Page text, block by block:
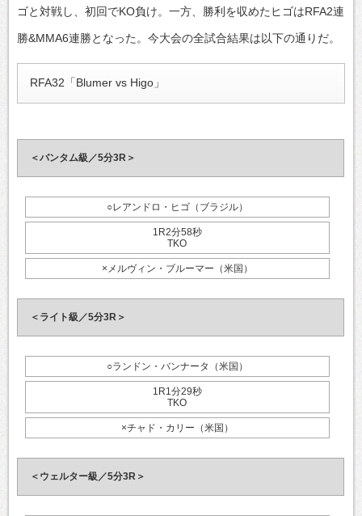
ゴと対戦し、初回でKO負け。一方、勝利を収めたヒゴはRFA2連
勝&MMA6連勝となった。今大会の全試合結果は以下の通りだ。
RFA32「Blumer vs Higo」
＜バンタム級／5分3R＞
○レアンドロ・ヒゴ（ブラジル）
1R2分58秒
TKO
×メルヴィン・ブルーマー（米国）
＜ライト級／5分3R＞
○ランドン・バンナータ（米国）
1R1分29秒
TKO
×チャド・カリー（米国）
＜ウェルター級／5分3R＞